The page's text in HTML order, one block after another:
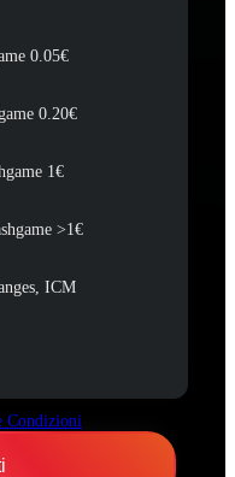
0.05€
0.20€
1€
>1€
ICM
Condizioni